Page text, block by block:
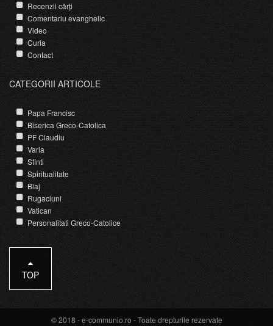
Recenzii cărți
Comentariu evanghelic
Video
Curia
Contact
CATEGORII ARTICOLE
Papa Francisc
Biserica Greco-Catolica
PF Claudiu
Varia
Sfinti
Spiritualitate
Blaj
Rugaciuni
Vatican
Personalitati Greco-Catolice
TOP
© 2018 -e-communio.ro - Toate drepturile rezervate